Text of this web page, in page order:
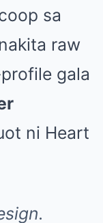
sa
raw
gala
ni Heart